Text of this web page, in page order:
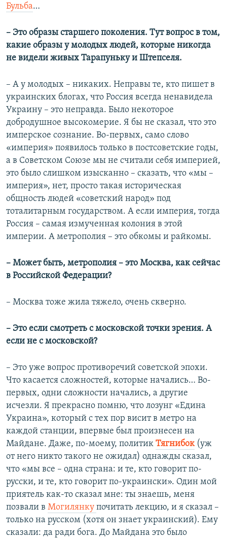
Бульба…
–​ Это образы старшего поколения. Тут вопрос в том,
какие образы у молодых людей, которые никогда
не видели живых Тарапуньку и Штепселя.
–​ А у молодых – никаких. Неправы те, кто пишет в
украинских блогах, что Россия всегда ненавидела
Украину – это неправда. Было некоторое
добродушное высокомерие. Я бы не сказал, что это
имперское сознание. Во-первых, само слово
«империя» появилось только в постсоветские годы,
а в Советском Союзе мы не считали себя империей,
это было слишком изысканно – сказать, что «мы –
империя», нет, просто такая историческая
общность людей «советский народ» под
тоталитарным государством. А если империя, тогда
Россия – самая измученная колония в этой
империи. А метрополия – это обкомы и райкомы.
–​ Может быть, метрополия – это Москва, как сейчас
в Российской Федерации?
–​ Москва тоже жила тяжело, очень скверно.
–​ Это если смотреть с московской точки зрения. А
если не с московской?
–​ Это уже вопрос противоречий советской эпохи.
Что касается сложностей, которые начались… Во-
первых, одни сложности начались, а другие
исчезли. Я прекрасно помню, что лозунг «Едина
Украина», который с тех пор висит в метро на
каждой станции, впервые был произнесен на
Майдане. Даже, по-моему, политик Тягнибок(уж
от него никто такого не ожидал) однажды сказал,
что «мы все – одна страна: и те, кто говорит по-
русски, и те, кто говорит по-украински». Один мой
приятель как-то сказал мне: ты знаешь, меня
позвали в Могилянку почитать лекцию, и я сказал –
только на русском (хотя он знает украинский). Ему
сказали: да ради бога. До Майдана это было